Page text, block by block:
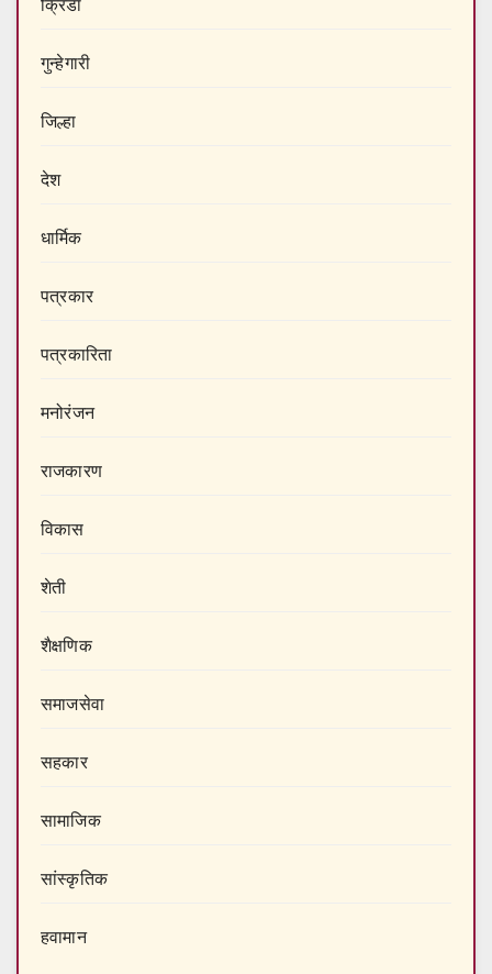
क्रिडा
गुन्हेगारी
जिल्हा
देश
धार्मिक
पत्रकार
पत्रकारिता
मनोरंजन
राजकारण
विकास
शेती
शैक्षणिक
समाजसेवा
सहकार
सामाजिक
सांस्कृतिक
हवामान